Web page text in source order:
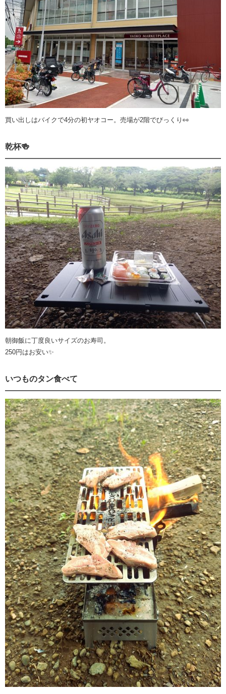
買い出しはバイクで4分の初ヤオコー。売場が2階でびっくり👀
乾杯🍻
朝御飯に丁度良いサイズのお寿司。
250円はお安い✨
いつものタン食べて